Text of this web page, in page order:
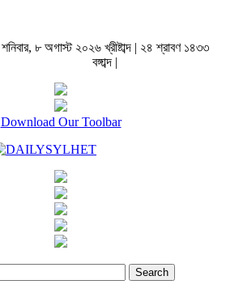
শনিবার, ৮ অগাস্ট ২০২৬ খ্রীষ্টাব্দ | ২৪ শ্রাবণ ১৪৩৩
বঙ্গাব্দ |
Download Our Toolbar